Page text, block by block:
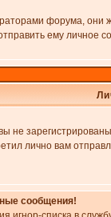
форума, они
ему личное
не
лично вам
сообщения!